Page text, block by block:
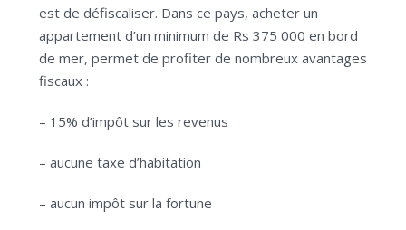
est de défiscaliser. Dans ce pays, acheter un
appartement d’un minimum de Rs 375 000 en bord
de mer, permet de profiter de nombreux avantages
fiscaux :
– 15% d’impôt sur les revenus
– aucune taxe d’habitation
– aucun impôt sur la fortune